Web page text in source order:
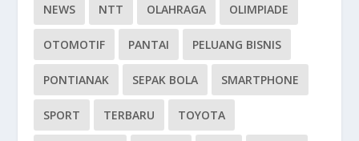
NEWS NTT OLAHRAGA OLIMPIADE
OTOMOTIF PANTAI PELUANG BISNIS
PONTIANAK SEPAK BOLA SMARTPHONE
SPORT TERBARU TOYOTA